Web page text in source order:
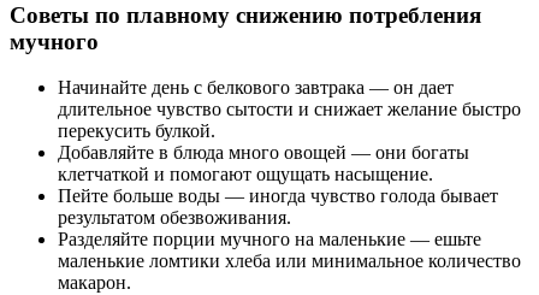
Советы по плавному снижению потребления
мучного
Начинайте день с белкового завтрака — он дает
длительное чувство сытости и снижает желание быстро
перекусить булкой.
Добавляйте в блюда много овощей — они богаты
клетчаткой и помогают ощущать насыщение.
Пейте больше воды — иногда чувство голода бывает
результатом обезвоживания.
Разделяйте порции мучного на маленькие — ешьте
маленькие ломтики хлеба или минимальное количество
макарон.